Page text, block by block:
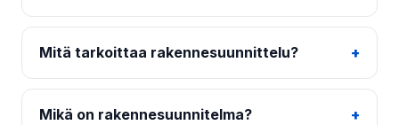
Mitä tarkoittaa rakennesuunnittelu?
Mikä on rakennesuunnitelma?